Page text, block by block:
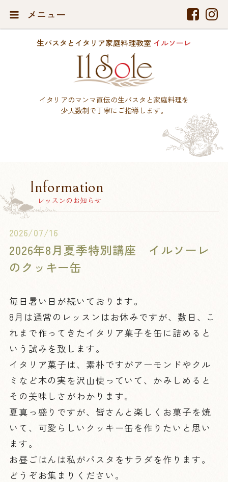
メニュー
生パスタとイタリア家庭料理教室 イルソーレ
イタリアのマンマ直伝の生パスタと家庭料理を
少人数制で丁寧にご指導します。
Information
レッスンのお知らせ
2026/07/16
2026年8月夏季特別講座 イルソーレ
のクッキー缶
毎日暑い日が続いております。
8月は通常のレッスンはお休みですが、数日、こ
れまで作ってきたイタリア菓子を缶に詰めると
いう試みを致します。
イタリア菓子は、素朴ですがアーモンドやクル
ミなど木の実を沢山使っていて、かみしめると
その美味しさがわかります。
夏真っ盛りですが、皆さんと楽しくお菓子を焼
いて、可愛らしいクッキー缶を作りたいと思い
ます。
お昼ごはんは私がパスタをサラダを作ります。
どうぞお集まりください。